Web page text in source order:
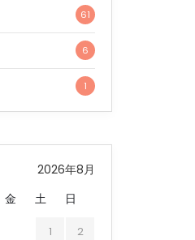
61
6
1
2026年8月
金 土 日
1
2